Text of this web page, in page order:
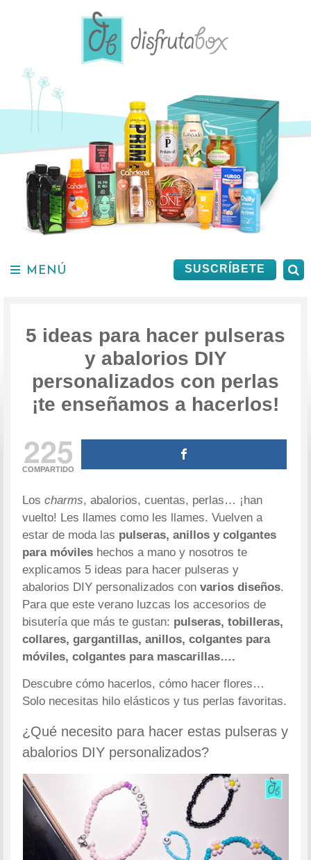
SUSCRÍBETE
MENÚ
5 ideas para hacer pulseras
y abalorios DIY
personalizados con perlas
¡te enseñamos a hacerlos!
225
COMPARTIDO
Loscharms, abalorios, cuentas, perlas… ¡han
vuelto! Les llames como les llames. Vuelven a
estar de moda las pulseras, anillos y colgantes
para móviles hechos a mano y nosotros te
explicamos 5 ideas para hacer pulseras y
abalorios DIY personalizados convarios diseños.
Para que este verano luzcas los accesorios de
bisutería que más te gustan: pulseras, tobilleras,
collares, gargantillas, anillos, colgantes para
móviles, colgantes para mascarillas….
Descubre cómo hacerlos, cómo hacer flores…
Solo necesitas hilo elásticos y tus perlas favoritas.
¿Qué necesito para hacer estas pulseras y
abalorios DIY personalizados?